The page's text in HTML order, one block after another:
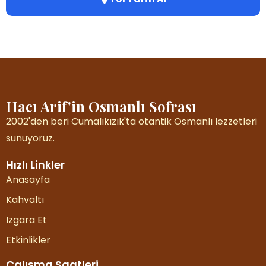
Hacı Arif'in Osmanlı Sofrası
2002'den beri Cumalıkızık'ta otantik Osmanlı lezzetleri
sunuyoruz.
Hızlı Linkler
Anasayfa
Kahvaltı
Izgara Et
Etkinlikler